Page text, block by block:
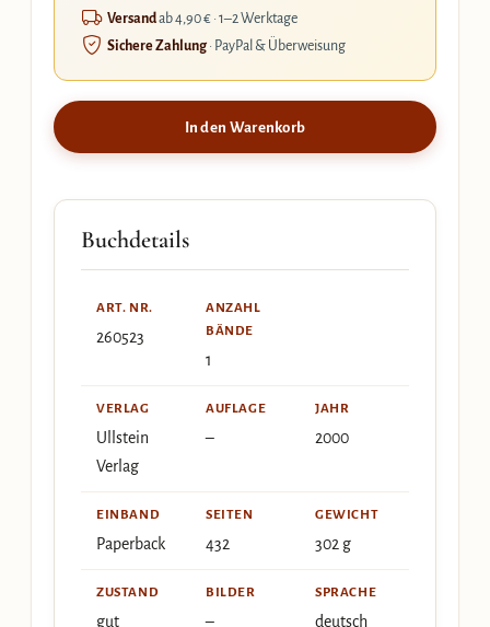
Versandab 4,90 € · 1–2 Werktage
Sichere Zahlung· PayPal & Überweisung
In den Warenkorb
Buchdetails
ART. NR.
260523
ANZAHL
BÄNDE
1
VERLAG
Ullstein
Verlag
AUFLAGE
–
JAHR
2000
EINBAND
Paperback
SEITEN
432
GEWICHT
302 g
ZUSTAND
gut
BILDER
–
SPRACHE
deutsch